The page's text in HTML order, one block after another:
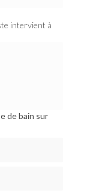
intervient à
de bain sur